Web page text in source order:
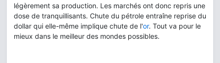
légèrement sa production. Les marchés ont donc repris une
dose de tranquillisants. Chute du pétrole entraîne reprise du
dollar qui elle-même implique chute de l'or. Tout va pour le
mieux dans le meilleur des mondes possibles.